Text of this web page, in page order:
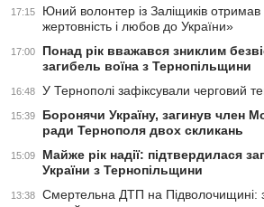
17:15
Юний волонтер із Заліщиків
жертовність і любов до України»
17:00
Понад рік вважався зниклим
загибель воїна з Тернопільщини
16:48 У Тернополі зафіксували черговий
15:39
Боронячи Україну, загинув член
ради Тернополя двох скликань
15:09
Майже рік надії: підтвердилася
України з Тернопільщини
13:38
Смертельна ДТП на Підволочищині: